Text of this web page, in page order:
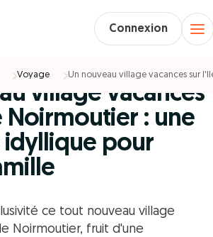
Connexion
Voyage Un nouveau village vacances sur
village vacances
Noirmoutier : une
idyllique pour
ce tout nouveau village
Noirmoutier, fruit d'une